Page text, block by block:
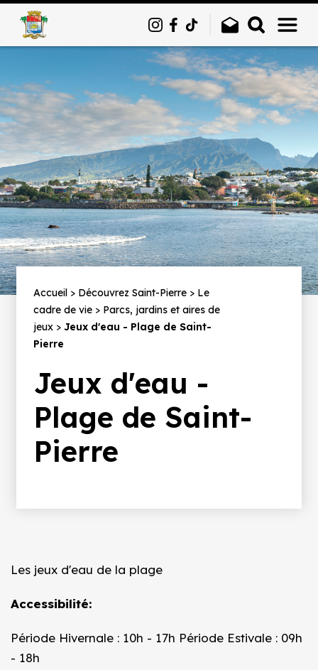
Fil
d'Ariane
Accueil Découvrez Saint-Pierre
Le
cadre de vie
Parcs, jardins et aires de
jeux
Jeux d'eau - Plage de Saint-
Pierre
Jeux d'eau -
Plage de Saint-
Pierre
Les jeux d'eau de la plage
Accessibilité:
Période Hivernale : 10h - 17h Période Estivale : 09h
- 18h
Panneau de gestion des cookies